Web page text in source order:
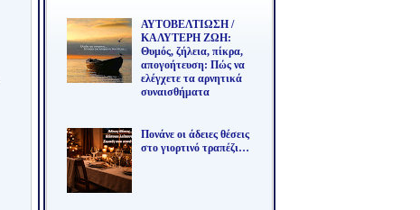
ΑΥΤΟΒΕΛΤΙΩΣΗ /
ΚΑΛΥΤΕΡΗ ΖΩΗ:
Θυμός, ζήλεια, πίκρα,
απογοήτευση: Πώς να
ελέγχετε τα αρνητικά
συναισθήματα
Πονάνε οι άδειες θέσεις
στο γιορτινό τραπέζι…